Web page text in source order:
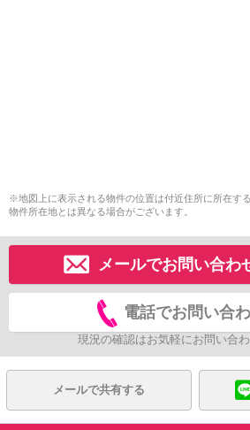
※地図上に表示される物件の位置は付近住所に所在す
物件所在地とは異なる場合がございます。
メールでお問い合わ
電話でお問い合
現況の確認はお気軽にお問い合わ
メールで共有する